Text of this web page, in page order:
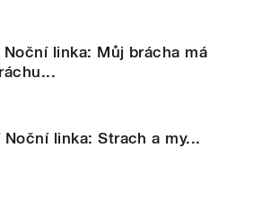
Noční linka: Můj brácha má
linka: Strach a my...